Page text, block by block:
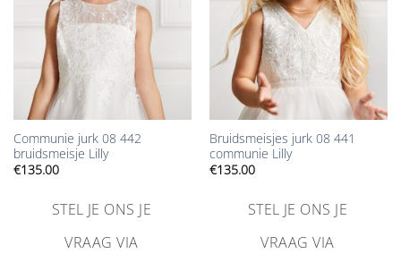
Communie jurk 08 442
bruidsmeisje Lilly
€135.00
STEL JE ONS JE
VRAAG VIA
Bruidsmeisjes jurk 08 441
communie Lilly
€135.00
STEL JE ONS JE
VRAAG VIA